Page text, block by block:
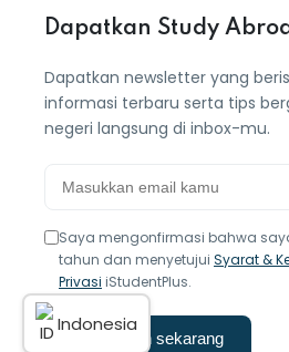
Dapatkan Study
Dapatkan newsletter yang
informasi terbaru serta tips
negeri langsung di inbox-mu.
Saya mengonfirmasi bahwa
tahun dan menyetujui Syarat &
Privasi iStudentPlus.
Langganan sekarang
Indonesia